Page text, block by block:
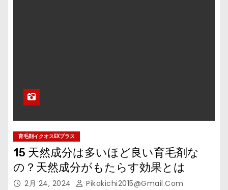
育毛剤イクオスEXプラス
15 天然成分は多いほど良い育毛剤な
の？天然成分がもたらす効果とは
2月 24, 2024 Pikakichi2015@gmail.com